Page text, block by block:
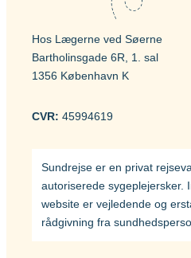
Hos Lægerne ved Søerne
Bartholinsgade 6R, 1. sal
1356 København K
CVR: 45994619
Sundrejse er en privat
autoriserede sygeplejersker.
website er vejledende og
rådgivning fra